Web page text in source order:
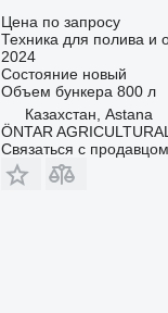
Цена по запросу
Техника для полива и
2024
Состояниеновый
Объем бункера 800 л
Казахстан, Astana
ÖNTAR
Связаться с продавцом